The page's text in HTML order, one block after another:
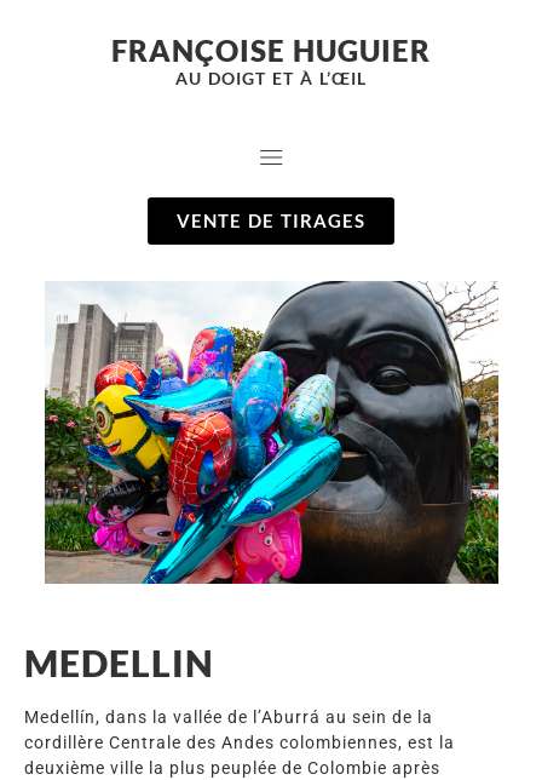
FRANÇOISE HUGUIER
AU DOIGT ET À L’ŒIL
VENTE DE TIRAGES
MEDELLIN
Medellín, dans la vallée de l’Aburrá au sein de la
cordillère Centrale des Andes colombiennes, est la
deuxième ville la plus peuplée de Colombie après